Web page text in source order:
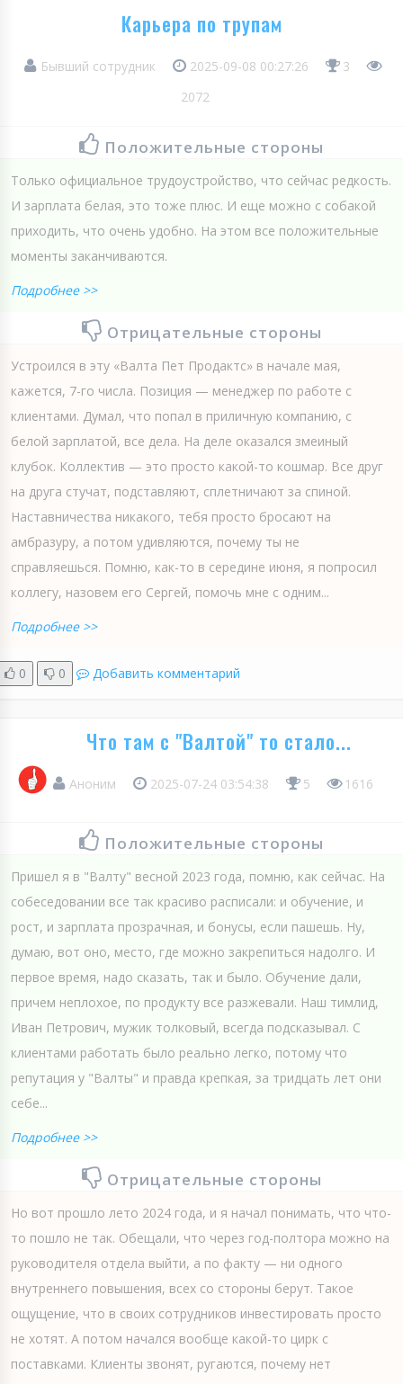
Карьера по трупам
Бывший сотрудник 2025-09-08 00:27:26
3
2072
Положительные стороны
Только официальное трудоустройство, что сейчас редкость.
И зарплата белая, это тоже плюс. И еще можно с собакой
приходить, что очень удобно. На этом все положительные
моменты заканчиваются.
Подробнее >>
Отрицательные стороны
Устроился в эту «Валта Пет Продактс» в начале мая,
кажется, 7-го числа. Позиция — менеджер по работе с
клиентами. Думал, что попал в приличную компанию, с
белой зарплатой, все дела. На деле оказался змеиный
клубок. Коллектив — это просто какой-то кошмар. Все друг
на друга стучат, подставляют, сплетничают за спиной.
Наставничества никакого, тебя просто бросают на
амбразуру, а потом удивляются, почему ты не
справляешься. Помню, как-то в середине июня, я попросил
коллегу, назовем его Сергей, помочь мне с одним...
Подробнее >>
0 0 Добавить комментарий
Что там с "Валтой" то стало...
Аноним 2025-07-24 03:54:38 5 1616
Положительные стороны
Пришел я в "Валту" весной 2023 года, помню, как сейчас. На
собеседовании все так красиво расписали: и обучение, и
рост, и зарплата прозрачная, и бонусы, если пашешь. Ну,
думаю, вот оно, место, где можно закрепиться надолго. И
первое время, надо сказать, так и было. Обучение дали,
причем неплохое, по продукту все разжевали. Наш тимлид,
Иван Петрович, мужик толковый, всегда подсказывал. С
клиентами работать было реально легко, потому что
репутация у "Валты" и правда крепкая, за тридцать лет они
себе...
Подробнее >>
Отрицательные стороны
Но вот прошло лето 2024 года, и я начал понимать, что что-
то пошло не так. Обещали, что через год-полтора можно на
руководителя отдела выйти, а по факту — ни одного
внутреннего повышения, всех со стороны берут. Такое
ощущение, что в своих сотрудников инвестировать просто
не хотят. А потом начался вообще какой-то цирк с
поставками. Клиенты звонят, ругаются, почему нет